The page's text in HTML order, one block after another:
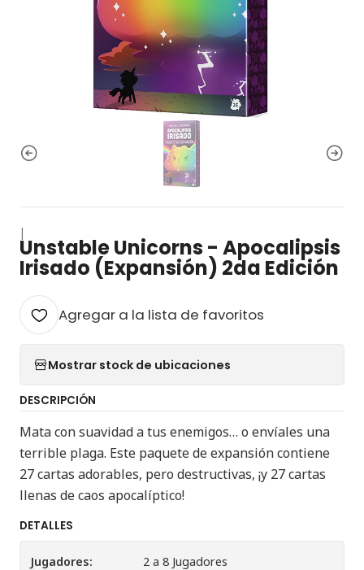
|
Unstable Unicorns - Apocalipsis
Irisado (Expansión) 2da Edición
Agregar a la lista de favoritos
Mostrar stock de ubicaciones
DESCRIPCIÓN
Mata con suavidad a tus enemigos… o envíales una
terrible plaga. Este paquete de expansión contiene
27 cartas adorables, pero destructivas, ¡y 27 cartas
llenas de caos apocalíptico!
DETALLES
Jugadores: 2 a 8 Jugadores